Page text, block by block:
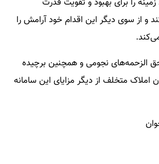
و از سوی دیگر این اقدام خود آرامش را
الزحمه‌های نجومی و همچنین برچیده
متخلف از دیگر مزایای این سامانه